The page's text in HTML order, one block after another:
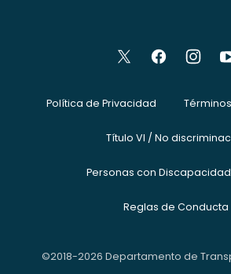
Política de Privacidad
Título VI / No
Personas con
Reglas de Conducta
©2018-2026 Departamento de